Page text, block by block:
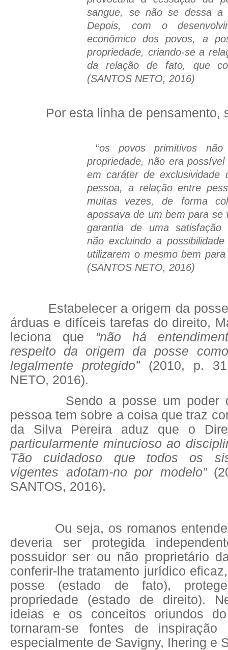
sangue, se não se dessa a
Depois, com o
econômico dos povos, a
propriedade, criando-se a
da relação de fato, que
(SANTOS NETO, 2016)
Por esta linha de pensamento,
“os povos primitivos
propriedade, não era
em caráter de
pessoa, a relação entre
muitas vezes, de forma
apossava de um bem para se
garantia de uma satisfação
não excluindo a
utilizarem o mesmo bem
(SANTOS NETO, 2016)
Estabelecer a origem da posse
árduas e difíceis tarefas do direito,
leciona que “não há
respeito da origem da posse
legalmente protegido” (2010, p.
NETO, 2016).
Sendo a posse um poder
pessoa tem sobre a coisa que traz
da Silva Pereira aduz que o
particularmente minucioso ao
Tão cuidadoso que todos os
vigentes adotam-no por modelo”
SANTOS, 2016).
Ou seja, os romanos
deveria ser protegida
possuidor ser ou não proprietário
conferir-lhe tratamento jurídico
posse (estado de fato),
propriedade (estado de direito).
ideias e os conceitos oriundos
tornaram-se fontes de
especialmente de Savigny, Ihering e